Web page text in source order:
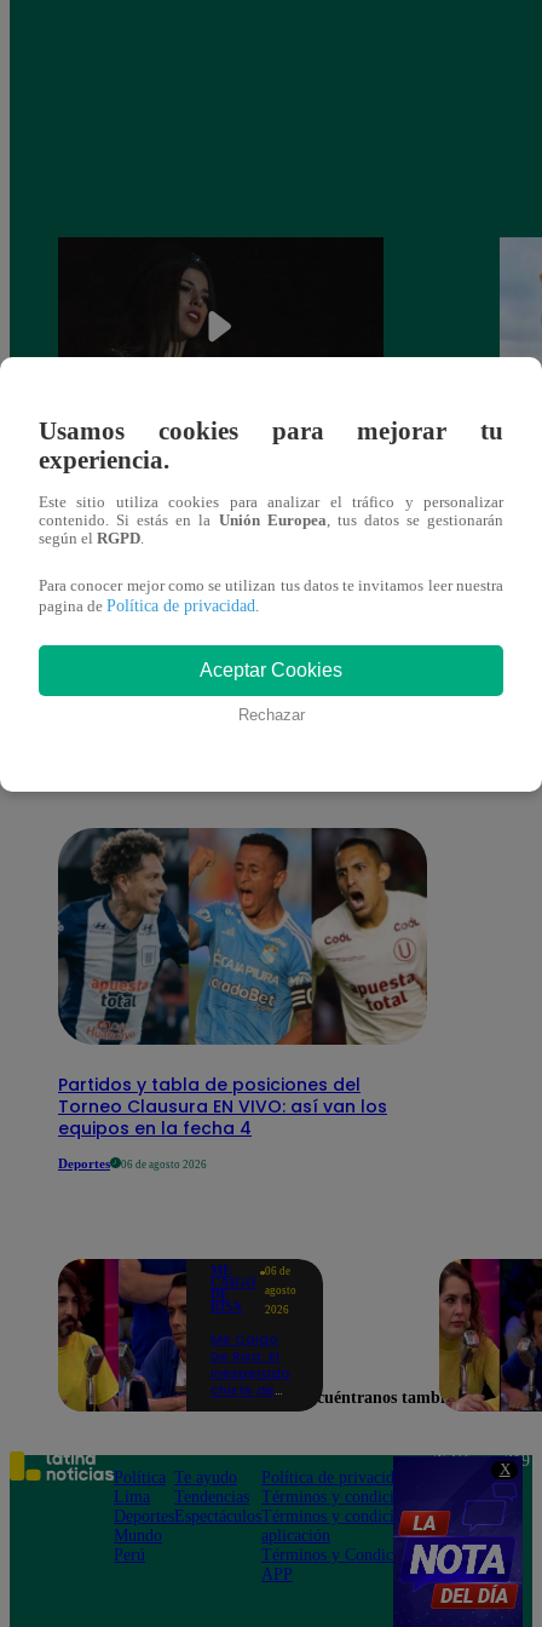
X
¿Yahaira Plasencia y Maritza Rodríguez
más unidas que nunca?
También te puede
Partidos y tabla de posiciones del
Torneo Clausura EN VIVO: así van los
equipos en la fecha 4
Deportes 06 de agosto 2026
ME
CAIGO
DE
RISA
06 de
agosto
2026
Me Caigo
De Risa: El
inesperado
chiste de
hizo
explotar a
todo el set
Usamos cookies para mejorar tu
experiencia.
Este sitio utiliza cookies para analizar el tráfico y personalizar
contenido. Si estás en la Unión Europea, tus datos se gestionarán
según el RGPD.
Para conocer mejor como se utilizan tus datos te invitamos leer nuestra
pagina de Política de privacidad.
Aceptar Cookies
Rechazar
Encuéntranos también en
Política
Lima
Deportes
Mundo
Perú
Te ayudo
Tendencias
Espectáculos
Política de privacidad
Términos y condiciones
Términos y condiciones
aplicación
Términos y Condiciones
APP
Teléfono: 219
Av. San
Felipe 968
Jesús María